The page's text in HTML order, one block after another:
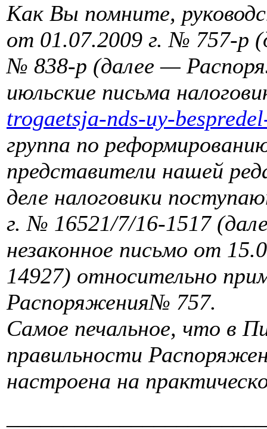
Как Вы помните,
от 01.07.2009 г. № 757-р
№ 838-р (далее —
июльские письма
trogaetsja-nds-uy-
группа по
представители нашей
деле налоговики
г. № 16521/7/16-1517
незаконное письмо от
14927) относительно
Распоряжения№ 757.
Самое печальное, что в
правильности
настроена на